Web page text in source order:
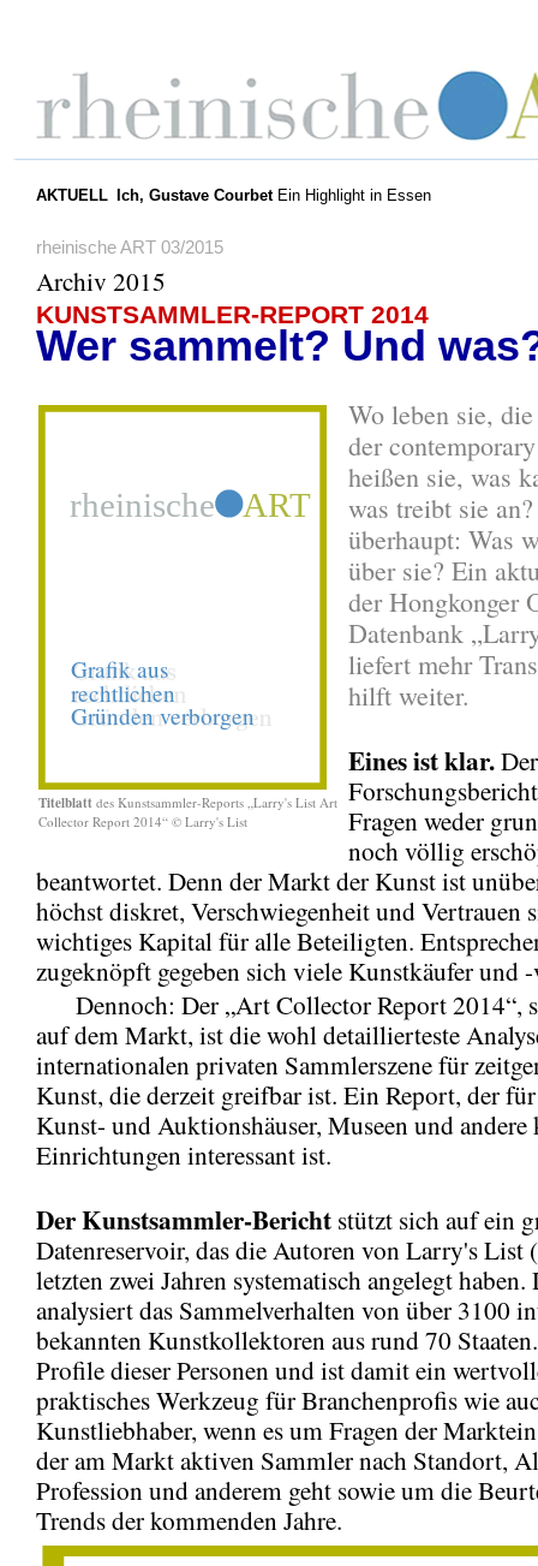
AKTUELL Ich, Gustave CourbetEin Highlight in Essen
rheinische ART 03/2015
Archiv 2015
KUNSTSAMMLER-REPORT 2014
Wer sammelt? Und
Titelblatt des Kunstsammler-Reports „Larry's List Art
Collector Report 2014“ © Larry's List
Wo leben sie,
der
heißen sie, was
was treibt sie
überhaupt: Was
über sie? Ein
der Hongkonger
Datenbank
liefert mehr
hilft weiter.
Eines ist klar.Der
Fragen weder
noch völlig
beantwortet. Denn der Markt der Kunst ist
höchst diskret, Verschwiegenheit und Vertrauen
wichtiges Kapital für alle Beteiligten.
zugeknöpft gegeben sich viele Kunstkäufer und
Dennoch: Der „Art Collector Report 2014“,
auf dem Markt, ist die wohl detaillierteste
internationalen privaten Sammlerszene für
Kunst, die derzeit greifbar ist. Ein Report, der
Kunst- und Auktionshäuser, Museen und andere
Einrichtungen interessant ist.
Der Kunstsammler-Bericht stützt sich auf ein
Datenreservoir, das die Autoren von Larry's List (
letzten zwei Jahren systematisch angelegt
analysiert das Sammelverhalten von über 3100
bekannten Kunstkollektoren aus rund 70
Profile dieser Personen und ist damit ein
praktisches Werkzeug für Branchenprofis wie
Kunstliebhaber, wenn es um Fragen der
der am Markt aktiven Sammler nach Standort,
Profession und anderem geht sowie um die
Trends der kommenden Jahre.